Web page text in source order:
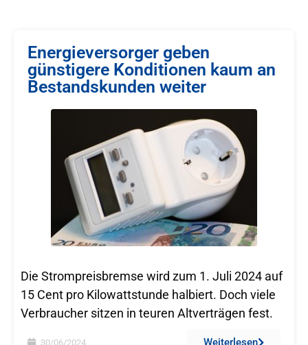
Energieversorger geben
günstigere Konditionen kaum an
Bestandskunden weiter
Die Strompreisbremse wird zum 1. Juli 2024 auf
15 Cent pro Kilowattstunde halbiert. Doch viele
Verbraucher sitzen in teuren Altverträgen fest.
30/06/2024 Weiterlesen